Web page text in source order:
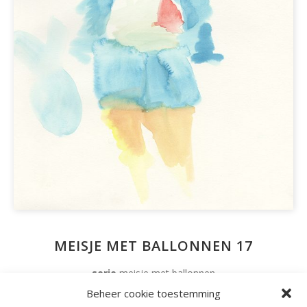
Beheer cookie toestemming
MEISJE MET BALLONNEN 17
serie meisje met ballonnen
techniek tekenen – schilderen